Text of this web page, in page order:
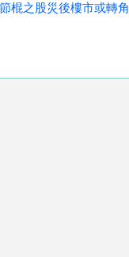
棍之股災後樓市或轉角